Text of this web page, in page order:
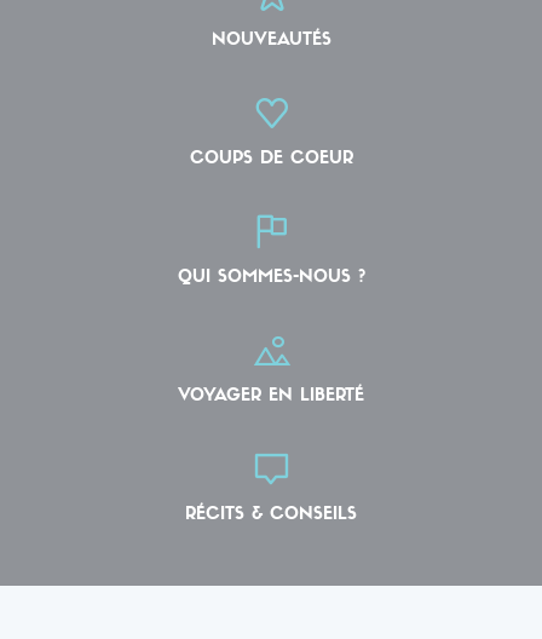
NOUVEAUTÉS
COUPS DE COEUR
QUI SOMMES-NOUS ?
VOYAGER EN LIBERTÉ
RÉCITS & CONSEILS